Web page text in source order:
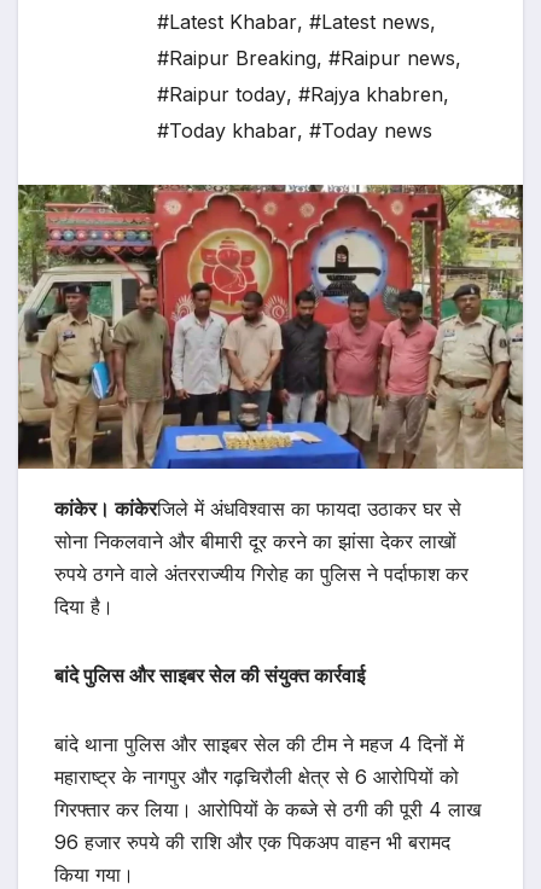
#Latest Khabar, #Latest news,
#Raipur Breaking, #Raipur news,
#Raipur today, #Rajya khabren,
#Today khabar, #Today news
कांकेर।कांकेरजिले में अंधविश्वास का फायदा उठाकर घर से
सोना निकलवाने और बीमारी दूर करने का झांसा देकर लाखों
रुपये ठगने वाले अंतरराज्यीय गिरोह का पुलिस ने पर्दाफाश कर
दिया है।
बांदे पुलिस और साइबर सेल की संयुक्त कार्रवाई
बांदे थाना पुलिस और साइबर सेल की टीम ने महज 4 दिनों में
महाराष्ट्र के नागपुर और गढ़चिरौली क्षेत्र से 6 आरोपियों को
गिरफ्तार कर लिया। आरोपियों के कब्जे से ठगी की पूरी 4 लाख
96 हजार रुपये की राशि और एक पिकअप वाहन भी बरामद
किया गया।